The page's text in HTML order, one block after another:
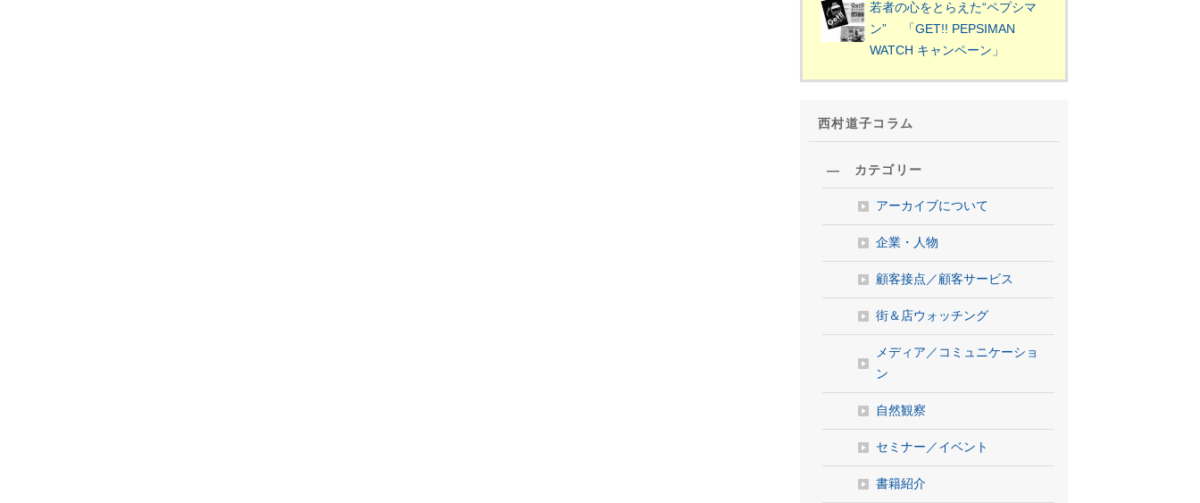
若者の心をとらえた“ペプシマ
ン” 「GET!! PEPSIMAN
WATCH キャンペーン」
西村道子コラム
― カテゴリー
アーカイブについて
企業・人物
顧客接点／顧客サービス
街＆店ウォッチング
メディア／コミュニケーショ
ン
自然観察
セミナー／イベント
書籍紹介